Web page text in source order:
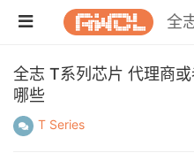
全
全志 T系列芯片 代理商
哪些
T Series